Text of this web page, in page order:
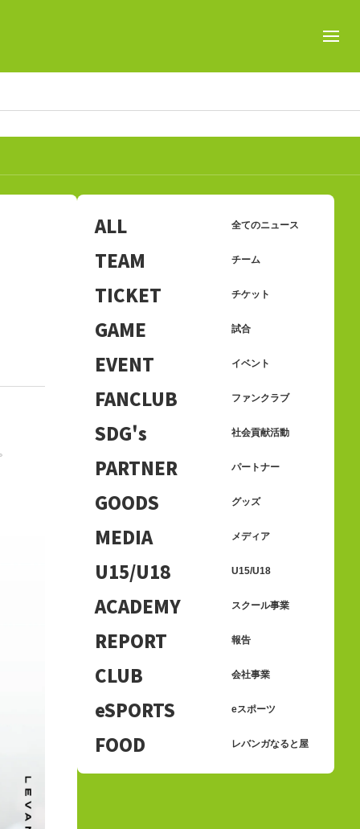
ALL 全てのニュース
TEAM チーム
TICKET チケット
GAME 試合
EVENT イベント
FANCLUB ファンクラブ
SDG's 社会貢献活動
PARTNER パートナー
GOODS グッズ
MEDIA メディア
U15/U18 U15/U18
ACADEMY スクール事業
REPORT 報告
CLUB 会社事業
eSPORTS eスポーツ
FOOD レバンガなると屋